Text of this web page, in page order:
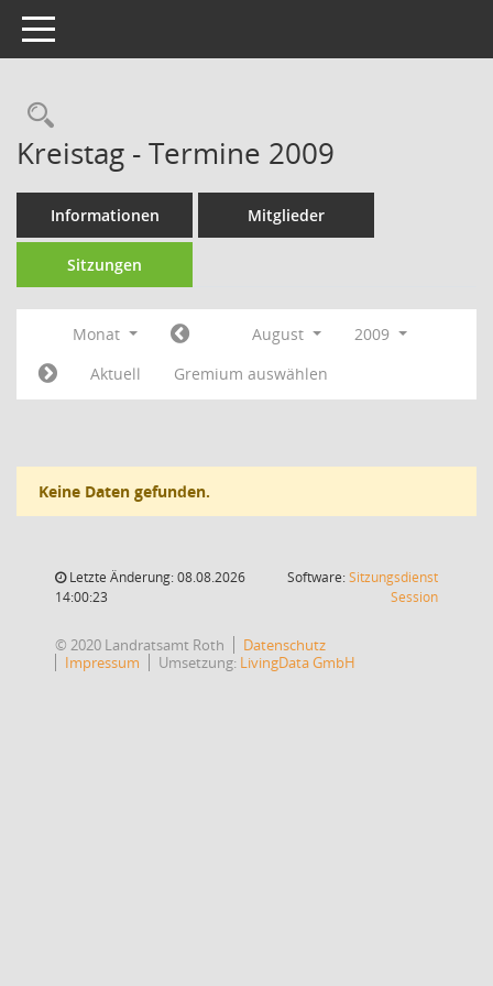
Toggle navigation
Rechercheauswahl
Kreistag - Termine 2009
Informationen Mitglieder
Sitzungen
Monat August
2009
Aktuell
Gremium auswählen
Keine Daten gefunden.
Letzte Änderung: 08.08.2026
14:00:23
Software:Sitzungsdienst
Session(Wird in
© 2020 Landratsamt Roth
Datenschutz
Impressum
Umsetzung: LivingData GmbH